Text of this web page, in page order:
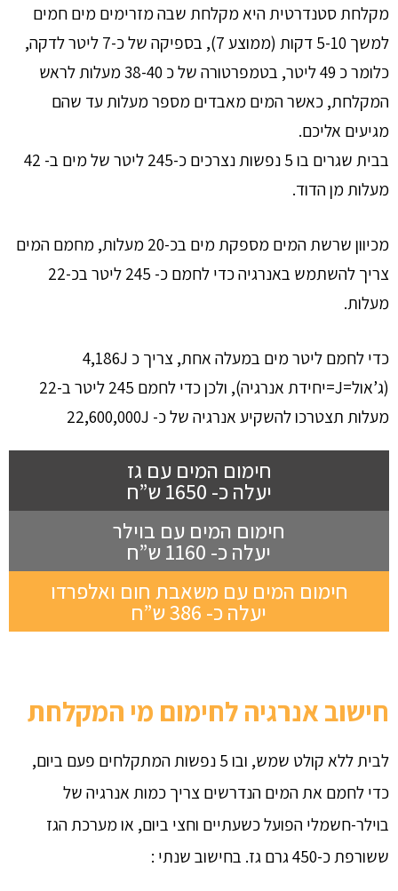
מקלחת סטנדרטית היא מקלחת שבה מזרימים מים חמים
למשך 5-10 דקות (ממוצע 7), בספיקה של כ-7 ליטר לדקה,
כלומר כ 49 ליטר, בטמפרטורה של כ 38-40 מעלות לראש
המקלחת, כאשר המים מאבדים מספר מעלות עד שהם
מגיעים אליכם.
בבית שגרים בו 5 נפשות נצרכים כ-245 ליטר של מים ב- 42
מעלות מן הדוד.
מכיוון שרשת המים מספקת מים בכ-20 מעלות, מחמם המים
צריך להשתמש באנרגיה כדי לחמם כ- 245 ליטר בכ-22
מעלות.
כדי לחמם ליטר מים במעלה אחת, צריך כ 4,186J
(ג’אול=J=יחידת אנרגיה), ולכן כדי לחמם 245 ליטר ב-22
מעלות תצטרכו להשקיע אנרגיה של כ- 22,600,000J
חימום המים עם גז
יעלה כ- 1650 ש”ח
חימום המים עם בוילר
יעלה כ- 1160 ש”ח
חימום המים עם משאבת חום ואלפרדו
יעלה כ- 386 ש”ח
חישוב אנרגיה לחימום מי המקלחת
ששורפת כ-450 גרם גז. בחישוב שנתי :